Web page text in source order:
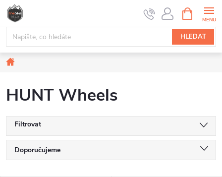
Přejít
obsah
HLEDAT
NÁKUPNÍ
KOŠÍK
HUNT Wheels
Filtrovat
Ř
Doporučujeme